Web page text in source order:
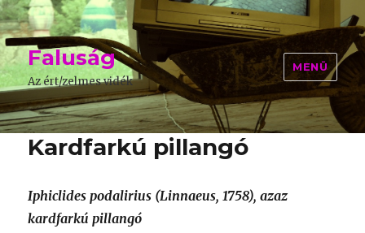
Faluság
Az ért/zelmes vidék
MENÜ
Kardfarkú pillangó
Iphiclides podalirius (Linnaeus, 1758), azaz
kardfarkú pillangó